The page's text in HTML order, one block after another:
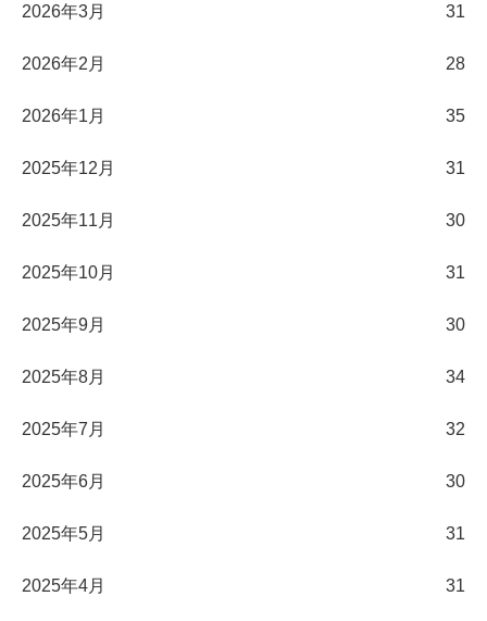
2026年3月 31
2026年2月 28
2026年1月 35
2025年12月 31
2025年11月 30
2025年10月 31
2025年9月 30
2025年8月 34
2025年7月 32
2025年6月 30
2025年5月 31
2025年4月 31